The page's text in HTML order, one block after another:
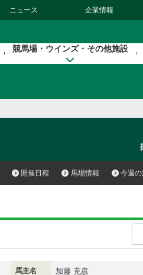
ニュース 企業情報
競馬場・ウインズ・その他施設
開催日程 馬場情報 今週
馬主名 加藤 充彦